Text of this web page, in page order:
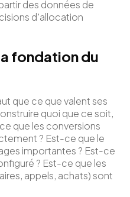
des données de
d'allocation
fondation du
que ce que valent ses
quoi que ce soit,
que les conversions
? Est-ce que le
importantes ? Est-ce
? Est-ce que les
appels, achats) sont